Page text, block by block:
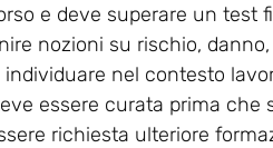
e deve superare un test
nozioni su rischio,
individuare nel contesto
essere curata prima che
richiesta ulteriore